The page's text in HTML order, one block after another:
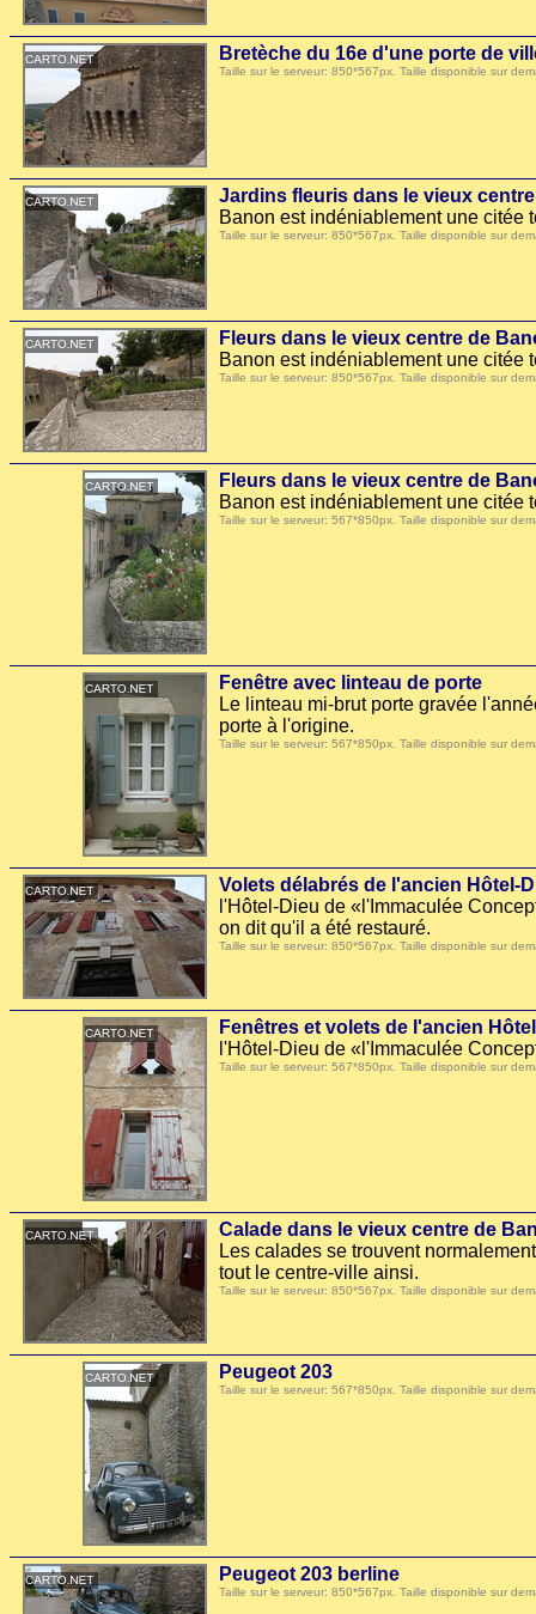
Bretèche du 16e d'une porte de
Taille sur le serveur: 850*567px. Taille disponible sur
Jardins fleuris dans le vieux
Banon est indéniablement une citée
Taille sur le serveur: 850*567px. Taille disponible sur
Fleurs dans le vieux centre de
Banon est indéniablement une citée
Taille sur le serveur: 850*567px. Taille disponible sur
Fleurs dans le vieux centre de
Banon est indéniablement une citée
Taille sur le serveur: 567*850px. Taille disponible sur
Fenêtre avec linteau de porte
Le linteau mi-brut porte gravée
porte à l'origine.
Taille sur le serveur: 567*850px. Taille disponible sur
Volets délabrés de l'ancien Hôtel-
l'Hôtel-Dieu de «l'Immaculée
on dit qu'il a été restauré.
Taille sur le serveur: 850*567px. Taille disponible sur
Fenêtres et volets de l'ancien
l'Hôtel-Dieu de «l'Immaculée
Taille sur le serveur: 567*850px. Taille disponible sur
Calade dans le vieux centre de
Les calades se trouvent
tout le centre-ville ainsi.
Taille sur le serveur: 850*567px. Taille disponible sur
Peugeot 203
Taille sur le serveur: 567*850px. Taille disponible sur
Peugeot 203 berline
Taille sur le serveur: 850*567px. Taille disponible sur